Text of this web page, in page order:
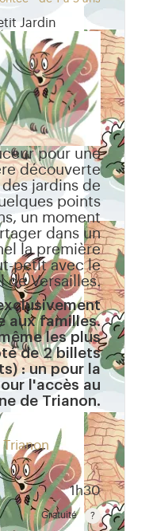
Jardin
pour une
découverte
jardins de
points
un moment
dans un
la première
petit avec le
de Versailles.
aux familles.
les plus
de 2 billets
: un pour la
l'accès au
de Trianon.
1h30
Gratuité